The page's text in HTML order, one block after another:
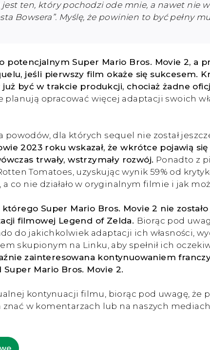
ten, który pochodzi ode mnie, a nawet nie
Bowsera”. Myślę, że powinien to być pełny
potencjalnym Super Mario Bros. Movie 2, a
jeśli pierwszy film okaże się sukcesem.
być w trakcie produkcji, chociaż żadne
planują opracować więcej adaptacji swoich
powodów, dla których sequel nie został
2023 roku wskazał, że wkrótce pojawią
trwały, wstrzymały rozwój. Ponadto z
Tomatoes, uzyskując wynik 59% od
a co nie działało w oryginalnym filmie i jak
Super Mario Bros. Movie 2 nie
filmowej Legend of Zelda. Biorąc pod
do jakichkolwiek adaptacji ich własności,
skupionym na Linku, aby spełnił ich
zainteresowana kontynuowaniem
Mario Bros. Movie 2.
kontynuacji filmu, biorąc pod uwagę, że
w komentarzach lub na naszych mediach